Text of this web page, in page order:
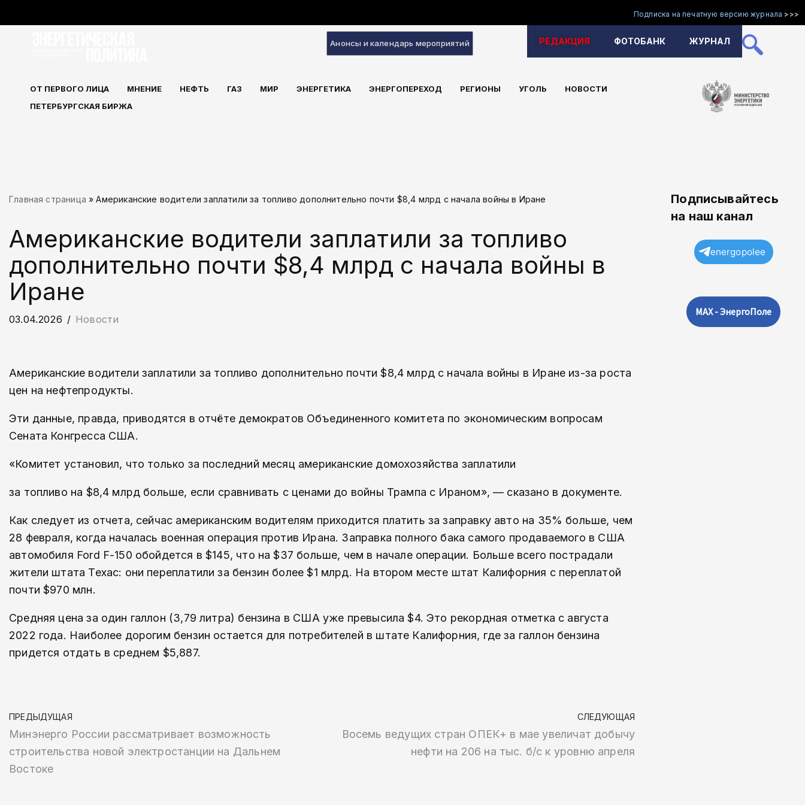
Подписка на печатную версию журнала >>>
Анонсы и календарь мероприятий РЕДАКЦИЯ ФОТОБАНК ЖУРНАЛ
ОТ ПЕРВОГО ЛИЦА МНЕНИЕ НЕФТЬ ГАЗ МИР ЭНЕРГЕТИКА ЭНЕРГОПЕРЕХОД РЕГИОНЫ УГОЛЬ
НОВОСТИ
ПЕТЕРБУРГСКАЯ БИРЖА
Главная страница »Американские водители заплатили за топливо дополнительно почти $8,4 млрд с начала войны в Иране
Американские водители заплатили за топливо
дополнительно почти $8,4 млрд с начала войны в
Иране
03.04.2026 Новости
Американские водители заплатили за топливо дополнительно почти $8,4 млрд с начала войны в Иране из-за роста
цен на нефтепродукты.
Эти данные, правда, приводятся в отчёте демократов Объединенного комитета по экономическим вопросам
Сената Конгресса США.
«Комитет установил, что только за последний месяц американские домохозяйства заплатили
за топливо на $8,4 млрд больше, если сравнивать с ценами до войны Трампа с Ираном», — сказано в документе.
Как следует из отчета, сейчас американским водителям приходится платить за заправку авто на 35% больше, чем
28 февраля, когда началась военная операция против Ирана. Заправка полного бака самого продаваемого в США
автомобиля Ford F-150 обойдется в $145, что на $37 больше, чем в начале операции. Больше всего пострадали
жители штата Техас: они переплатили за бензин более $1 млрд. На втором месте штат Калифорния с переплатой
почти $970 млн.
Средняя цена за один галлон (3,79 литра) бензина в США уже превысила $4. Это рекордная отметка с августа
2022 года. Наиболее дорогим бензин остается для потребителей в штате Калифорния, где за галлон бензина
придется отдать в среднем $5,887.
ПРЕДЫДУЩАЯ
Минэнерго России рассматривает возможность
строительства новой электростанции на Дальнем
Востоке
СЛЕДУЮЩАЯ
Восемь ведущих стран ОПЕК+ в мае увеличат добычу
нефти на 206 на тыс. б/с к уровню апреля
Подписывайтесь
на наш канал
energopolee
MAX - ЭнергоПоле